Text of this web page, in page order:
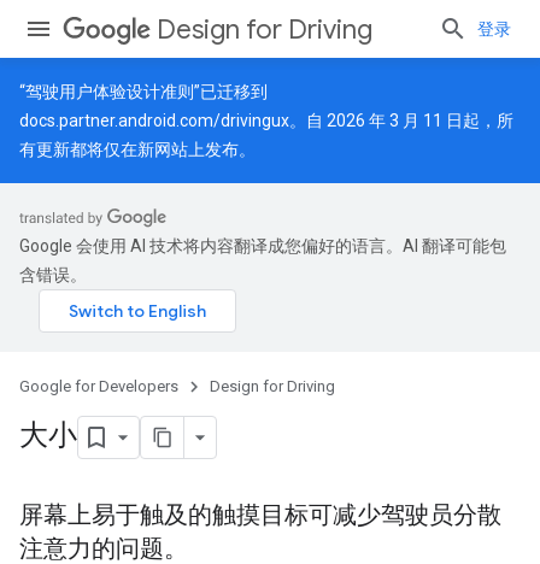
Design for Driving 登录
“驾驶用户体验设计准则”已迁移到
docs.partner.android.com/drivingux。自 2026 年 3 月 11 日起，所
有更新都将仅在新网站上发布。
Google 会使用 AI 技术将内容翻译成您偏好的语言。AI 翻译可能包
含错误。
Google for Developers Design for Driving
大小
屏幕上易于触及的触摸目标可减少驾驶员分散
注意力的问题。